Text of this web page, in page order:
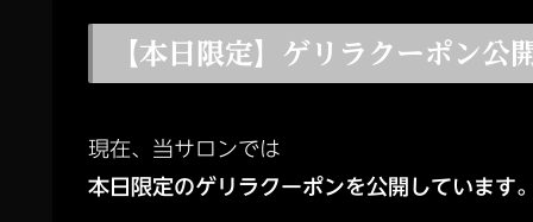
【本日限定】ゲリラクーポン公
現在、当サロンでは
本日限定のゲリラクーポンを公開しています。